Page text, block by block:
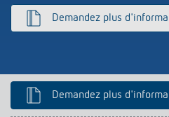
Historique
Demandez plus
Demandez plus